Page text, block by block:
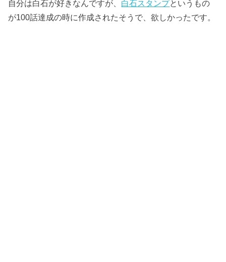
自分は白石が好きなんですが、 白石スタンプというもの
が100話達成の時に作成されたそうで、欲しかったです。